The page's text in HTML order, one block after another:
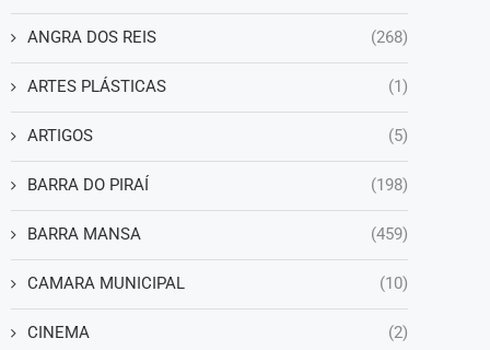
ANGRA DOS REIS (268)
ARTES PLÁSTICAS (1)
ARTIGOS (5)
BARRA DO PIRAÍ (198)
BARRA MANSA (459)
CAMARA MUNICIPAL (10)
CINEMA (2)